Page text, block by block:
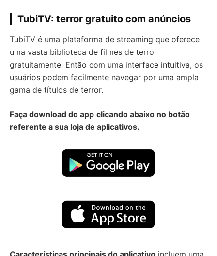
TubiTV: terror gratuito com anúncios
TubiTV é uma plataforma de streaming que oferece
uma vasta biblioteca de filmes de terror
gratuitamente. Então com uma interface intuitiva, os
usuários podem facilmente navegar por uma ampla
gama de títulos de terror.
Faça download do app clicando abaixo no botão
referente a sua loja de aplicativos.
Características principais do aplicativo incluem uma